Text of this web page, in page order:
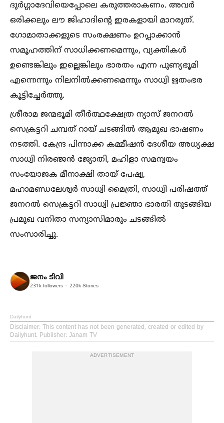
ദുര്‍ഗ്ഗാദേവിയെപ്പോലെ കരുത്തരാകണം. അവര്‍
ഒരിക്കലും ലൗ ജിഹാദിന്റെ ഇരകളായി മാറരുത്.
ഗോമാതാക്കളുടെ സംരക്ഷണം ഉറപ്പാക്കാന്‍
സമൂഹത്തിന് സാധിക്കണമെന്നും, വ്യക്തികള്‍
ഉണ്ടെങ്കിലും ഇല്ലെങ്കിലും ഭാരതം എന്ന പുണ്യഭൂമി
എന്നെന്നും നിലനില്‍ക്കണമെന്നും സാധ്വി ഋതംഭര
കൂട്ടിച്ചേര്‍ത്തു.
ശ്രീരാമ ജന്മഭൂമി തീര്‍ത്ഥക്ഷേത്ര ന്യാസ് ജനറല്‍
സെക്രട്ടറി ചമ്പത് റായ് ചടങ്ങില്‍ ആമുഖ ഭാഷണം
നടത്തി. കേന്ദ്ര പിന്നാക്ക കമ്മീഷന്‍ ദേശീയ അധ്യക്ഷ
സാധ്വി നിരഞ്ജന്‍ ജ്യോതി, മഹിളാ സമന്വയം
സംയോജക മീനാക്ഷി തായ് പേഷ്വ,
മഹാമണ്ഡലേശ്വര്‍ സാധ്വി മൈത്രി, സാധ്വി പരിഷത്ത്
ജനറല്‍ സെക്രട്ടറി സാധ്വി പ്രജ്ഞാ ഭാരതി തുടങ്ങിയ
പ്രമുഖ വനിതാ സന്യാസിമാരും ചടങ്ങില്‍
സംസാരിച്ചു.
ജനം ടിവി
231k followers 220k Stories
Dailyhunt
Disclaimer: This content has not been generated, created or edited by
Dailyhunt. Publisher: Janam TV
ADVERTISEMENT